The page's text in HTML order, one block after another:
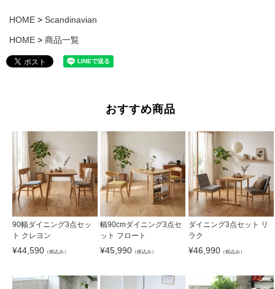
HOME Scandinavian
HOME 商品一覧
おすすめ商品
90幅ダイニング3点セッ
ト クレヨン
¥44,590 （税込み）
幅90cmダイニング3点セ
ット フロート
¥45,990 （税込み）
ダイニング3点セット リ
ラク
¥46,990（税込み）